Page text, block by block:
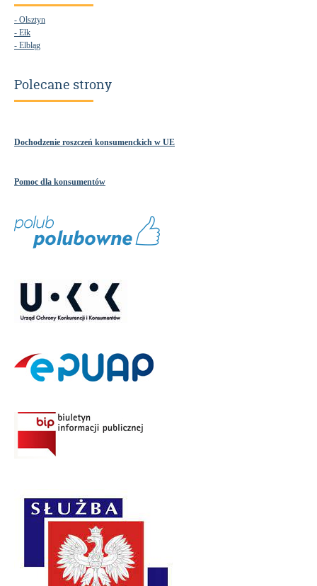
- Olsztyn
- Ełk
- Elbląg
Polecane strony
Dochodzenie roszczeń konsumenckich w UE
Pomoc dla konsumentów